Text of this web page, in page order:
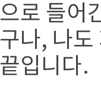
으로 들어
구나, 나도
끝입니다.